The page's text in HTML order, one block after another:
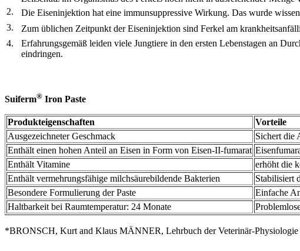
2.
Die Eiseninjektion hat eine immunsuppressive Wirkung. Das wurde
3.
Zum üblichen Zeitpunkt der Eiseninjektion sind Ferkel am
4.
Erfahrungsgemäß leiden viele Jungtiere in den ersten Lebenstagen an
eindringen.
Suiferm® Iron Paste
Produkteigenschaften
Vorteile
Ausgezeichneter Geschmack
Sichert die
Enthält einen hohen Anteil an Eisen in Form von Eisen-II-fumarat
Enthält Vitamine
erhöht die
Enthält vermehrungsfähige milchsäurebildende Bakterien
Stabilisiert
Besondere Formulierung der Paste
Einfache
Haltbarkeit bei Raumtemperatur: 24 Monate
*BRONSCH, Kurt and Klaus MÄNNER, Lehrbuch der Veterinär-Physiologie